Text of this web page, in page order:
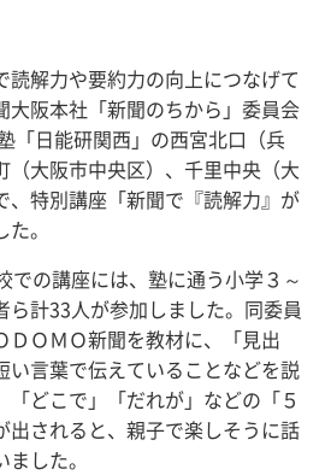
解力や要約力の向上につなげて
大阪本社「新聞のちから」委員会
「日能研関西」の西宮北口（兵
（大阪市中央区）、千里中央（大
、特別講座「新聞で『読解力』が
。
での講座には、塾に通う小学３～
ら計33人が参加しました。同委員
ＤＯＭＯ新聞を教材に、「見出
い言葉で伝えていることなどを説
「どこで」「だれが」などの「５
出されると、親子で楽しそうに話
した。